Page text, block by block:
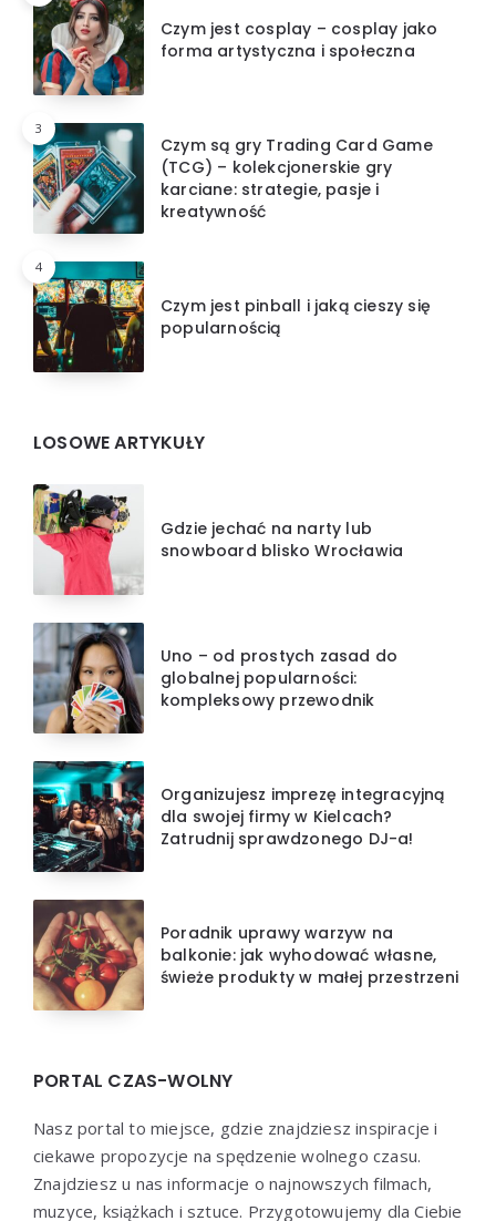
Czym jest cosplay – cosplay jako
forma artystyczna i społeczna
3
Czym są gry Trading Card Game
(TCG) – kolekcjonerskie gry
karciane: strategie, pasje i
kreatywność
4
Czym jest pinball i jaką cieszy się
popularnością
LOSOWE ARTYKUŁY
Gdzie jechać na narty lub
snowboard blisko Wrocławia
Uno – od prostych zasad do
globalnej popularności:
kompleksowy przewodnik
Organizujesz imprezę integracyjną
dla swojej firmy w Kielcach?
Zatrudnij sprawdzonego DJ-a!
Poradnik uprawy warzyw na
balkonie: jak wyhodować własne,
świeże produkty w małej przestrzeni
PORTAL CZAS-WOLNY
Nasz portal to miejsce, gdzie znajdziesz inspiracje i
ciekawe propozycje na spędzenie wolnego czasu.
Znajdziesz u nas informacje o najnowszych filmach,
muzyce, książkach i sztuce. Przygotowujemy dla Ciebie